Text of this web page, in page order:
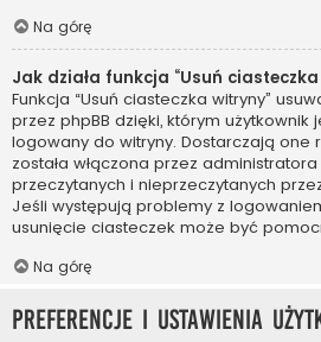
Na górę
Jak działa funkcja “Usuń
Funkcja “Usuń ciasteczka witryny”
przez phpBB dzięki, którym użytkownik
logowany do witryny. Dostarczają one
została włączona przez
przeczytanych i nieprzeczytanych
Jeśli występują problemy z
usunięcie ciasteczek może być
Na górę
Preferencje i ustawienia